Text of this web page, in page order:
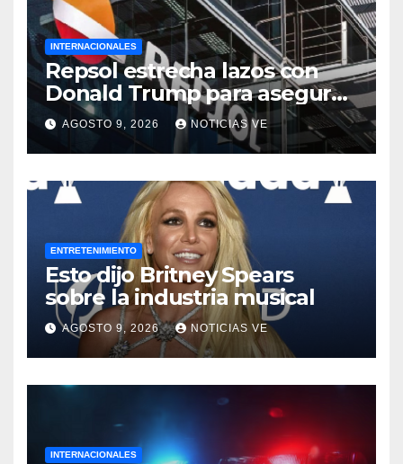
INTERNACIONALES
Repsol estrecha lazos con
Donald Trump para asegurar
negocios en Venezuela
AGOSTO 9, 2026 NOTICIAS VE
ENTRETENIMIENTO
Esto dijo Britney Spears
sobre la industria musical
AGOSTO 9, 2026 NOTICIAS VE
INTERNACIONALES